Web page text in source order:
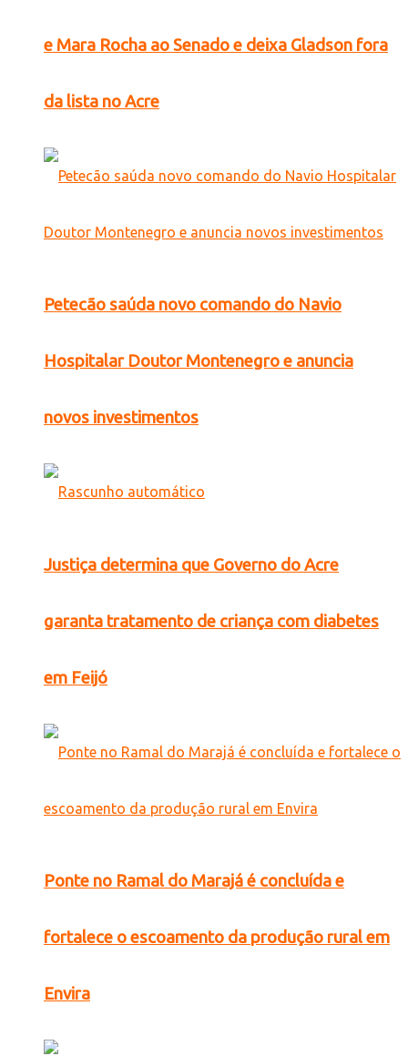
e Mara Rocha ao Senado e deixa Gladson fora
da lista no Acre
Petecão saúda novo comando do Navio
Hospitalar Doutor Montenegro e anuncia
novos investimentos
Justiça determina que Governo do Acre
garanta tratamento de criança com diabetes
em Feijó
Ponte no Ramal do Marajá é concluída e
fortalece o escoamento da produção rural em
Envira